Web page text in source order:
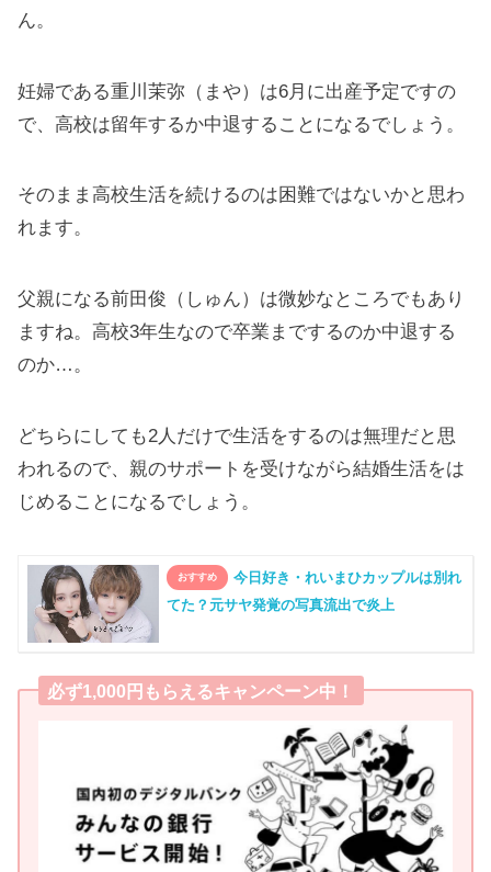
ん。
妊婦である重川茉弥（まや）は6月に出産予定ですの
で、高校は留年するか中退することになるでしょう。
そのまま高校生活を続けるのは困難ではないかと思わ
れます。
父親になる前田俊（しゅん）は微妙なところでもあり
ますね。高校3年生なので卒業までするのか中退する
のか…。
どちらにしても2人だけで生活をするのは無理だと思
われるので、親のサポートを受けながら結婚生活をは
じめることになるでしょう。
今日好き・れいまひカップルは別れ
てた？元サヤ発覚の写真流出で炎上
必ず1,000円もらえるキャンペーン中！